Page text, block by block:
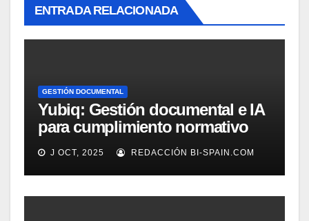
ENTRADA RELACIONADA
GESTIÓN DOCUMENTAL
Yubiq: Gestión documental e IA
para cumplimiento normativo
(Demo)
J OCT, 2025 REDACCIÓN BI-SPAIN.COM